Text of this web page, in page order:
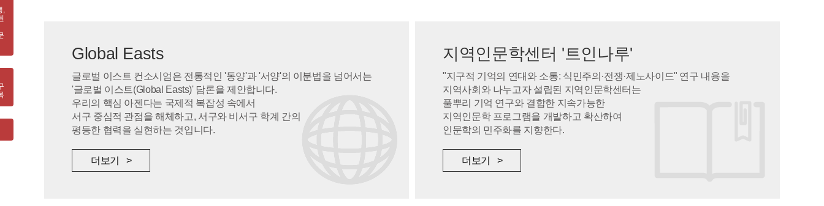
Global Easts
글로벌 이스트 컨소시엄은 전통적인 '동양'과 '서양'의 이분법을 넘어서는
'글로벌 이스트(Global Easts)' 담론을 제안합니다.
우리의 핵심 아젠다는 국제적 복잡성 속에서
서구 중심적 관점을 해체하고, 서구와 비서구 학계 간의
평등한 협력을 실현하는 것입니다.
더보기 >
지역인문학센터 '트인나루'
"지구적 기억의 연대와 소통: 식민주의·전쟁·제노사이드" 연구 내용을
지역사회와 나누고자 설립된 지역인문학센터는
풀뿌리 기억 연구와 결합한 지속가능한
지역인문학 프로그램을 개발하고 확산하여
인문학의 민주화를 지향한다.
더보기 >